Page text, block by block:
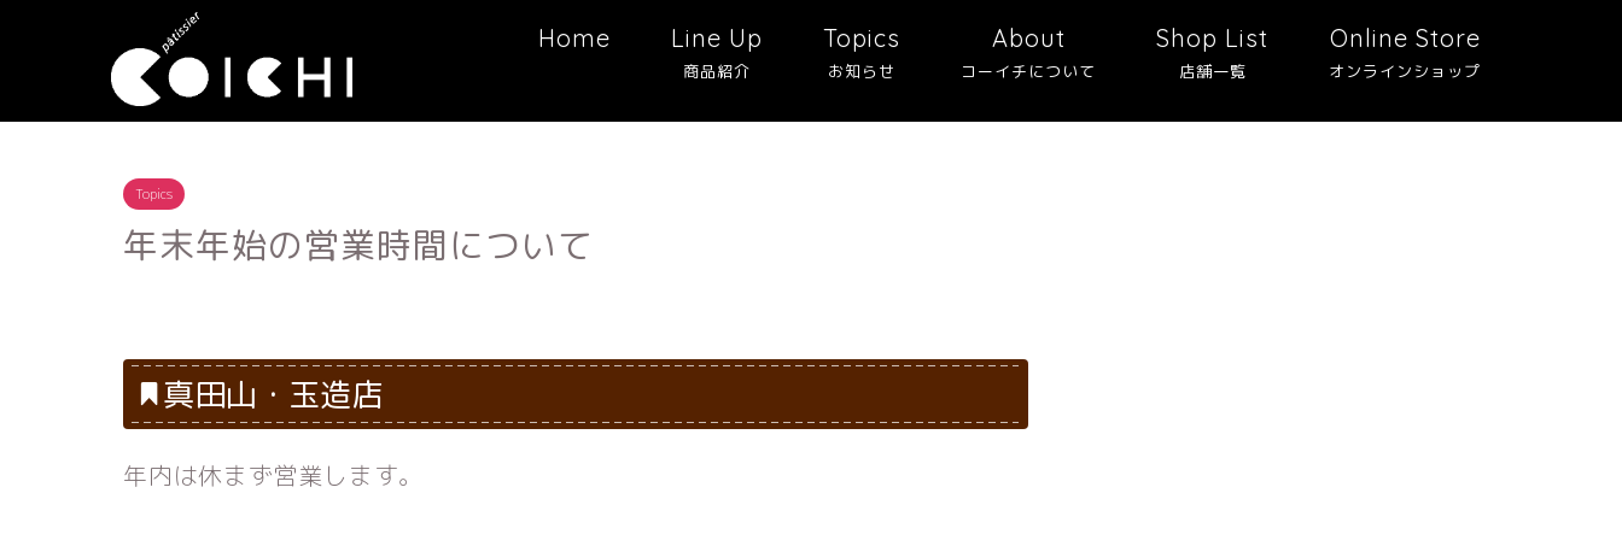
Home Line Up
商品紹介
Topics
お知らせ
About
コーイチについて
Shop List
店舗一覧
Online Store
オンラインショップ
Topics
年末年始の営業時間について
真田山・玉造店
年内は休まず営業します。